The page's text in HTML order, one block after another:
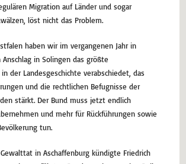
Migration auf Länder und sogar
löst nicht das Problem.
haben wir im vergangenen Jahr in
Anschlag in Solingen das größte
der Landesgeschichte verabschiedet, das
und die rechtlichen Befugnisse der
stärkt. Der Bund muss jetzt endlich
und mehr für Rückführungen sowie
tun.
in Aschaffenburg kündigte Friedrich